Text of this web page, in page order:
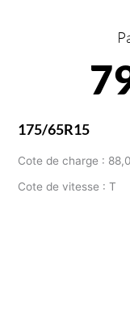
175/65R15
Cote de charge :
Cote de vitesse : T